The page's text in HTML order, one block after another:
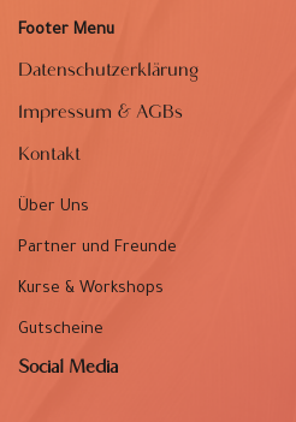
Footer Menu
Datenschutzerklärung
Impressum & AGBs
Kontakt
Über Uns
Partner und Freunde
Kurse & Workshops
Gutscheine
Social Media